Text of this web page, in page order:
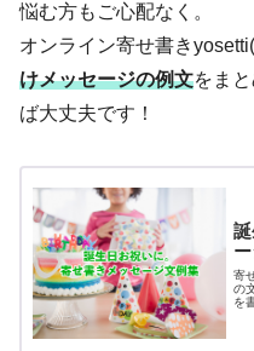
悩む方もご心配なく。
オンライン寄せ書き
けメッセージの例文をま
ば大丈夫です！
寄
の
を